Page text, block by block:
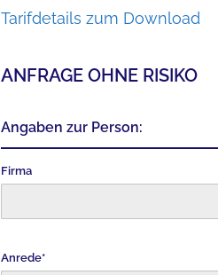
Tarifdetails zum Download
ANFRAGE OHNE RISIKO
Angaben zur Person:
Firma
Anrede*